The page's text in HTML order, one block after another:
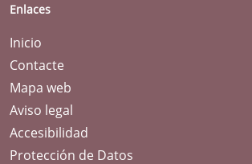
Enlaces
Inicio
Contacte
Mapa web
Aviso legal
Accesibilidad
Protección de Datos